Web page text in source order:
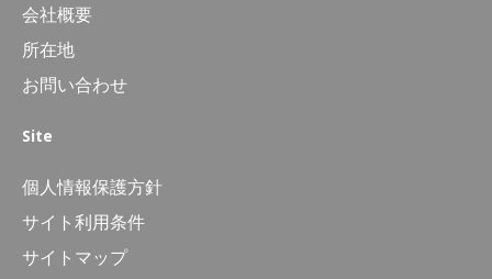
会社概要
所在地
お問い合わせ
Site
個人情報保護方針
サイト利用条件
サイトマップ